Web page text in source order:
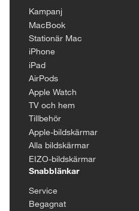
Kampanj
MacBook
Stationär Mac
iPhone
iPad
AirPods
Apple Watch
TV och hem
Tillbehör
Apple-bildskärmar
Alla bildskärmar
EIZO-bildskärmar
Snabblänkar
Service
Begagnat